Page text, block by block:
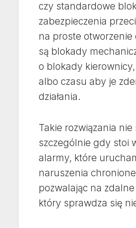
czy standardowe
zabezpieczenia
na proste
są blokady
o blokady
albo czasu aby je
działania.
Takie rozwiązania
szczególnie gdy stoi
alarmy, które
naruszenia
pozwalając na
który sprawdza się